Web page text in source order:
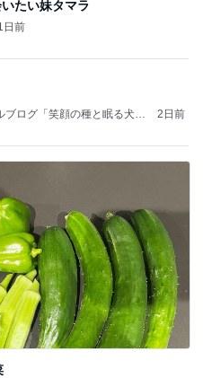
たい妹タマラ
日前
ログ「笑顔の種と眠る犬」
2日前